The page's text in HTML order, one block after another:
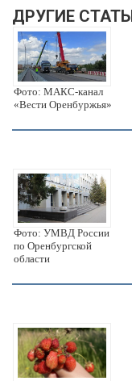
ДРУГИЕ
Фото: МАКС-канал
«Вести Оренбуржья»
Фото: УМВД России
по Оренбургской
области